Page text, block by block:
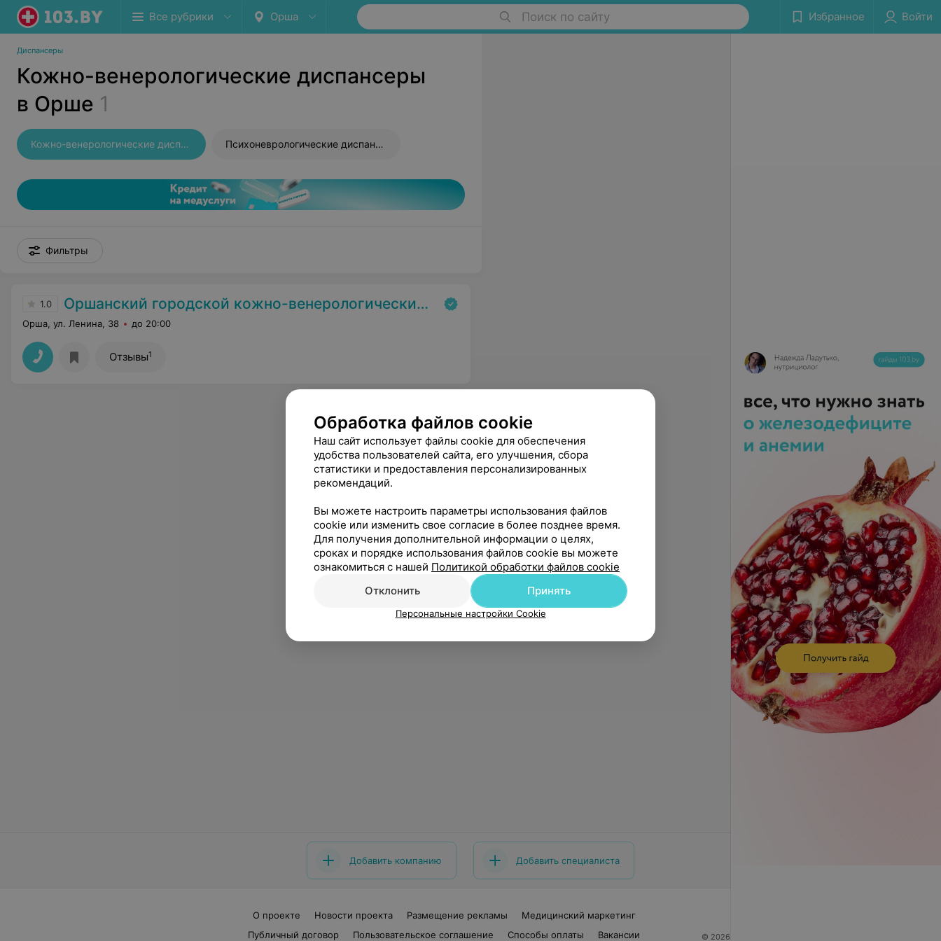
Все рубрики Орша Поиск по сайту Избранное Войти
Диспансеры
Кожно-венерологические диспансеры
в Орше 1
Кожно-венерологические диспансеры Психоневрологические диспансеры
Фильтры
1.0 Оршанский городской кожно-венерологический диспансер
Орша, ул. Ленина, 38 до 20:00
Отзывы1
Добавить компанию Добавить специалиста
О проекте Новости проекта Размещение рекламы
Медицинский маркетинг
Публичный договор
Пользовательское соглашение Способы оплаты Вакансии © 2026 ООО «Артокс Лаб», УНП 191700409
Обработка файлов cookie
Наш сайт использует файлы cookie для обеспечения
удобства пользователей сайта, его улучшения, сбора
статистики и предоставления персонализированных
рекомендаций.
Вы можете настроить параметры использования файлов
cookie или изменить свое согласие в более позднее время.
Для получения дополнительной информации о целях,
сроках и порядке использования файлов cookie вы можете
ознакомиться с нашей Политикой обработки файлов cookie
Отклонить
Принять
Персональные настройки Cookie